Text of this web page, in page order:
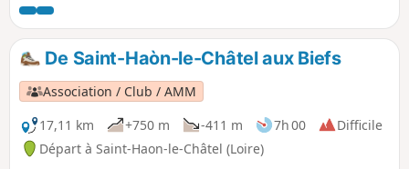
ses vestiges de hautes murailles, ses 17 tours et ses 4
portes. Ces fortifications ont été construites au milieu du
XIVe siècle pour protéger la ville contre les bandes de
pillards. Magnifique village où chaque rue est à découvrir.
De Saint-Haòn-le-Châtel aux Biefs
Association / Club / AMM
17,11 km
+750 m -411 m 7h 00
Difficile
Départ à Saint-Haon-le-Châtel (Loire)